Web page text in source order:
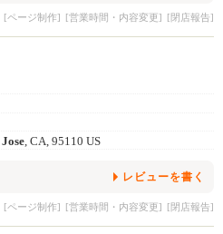
[ページ制作] [営業時間・内容変更] [閉店報告]
, CA, 95110 US
レビューを書く
[ページ制作] [営業時間・内容変更] [閉店報告]